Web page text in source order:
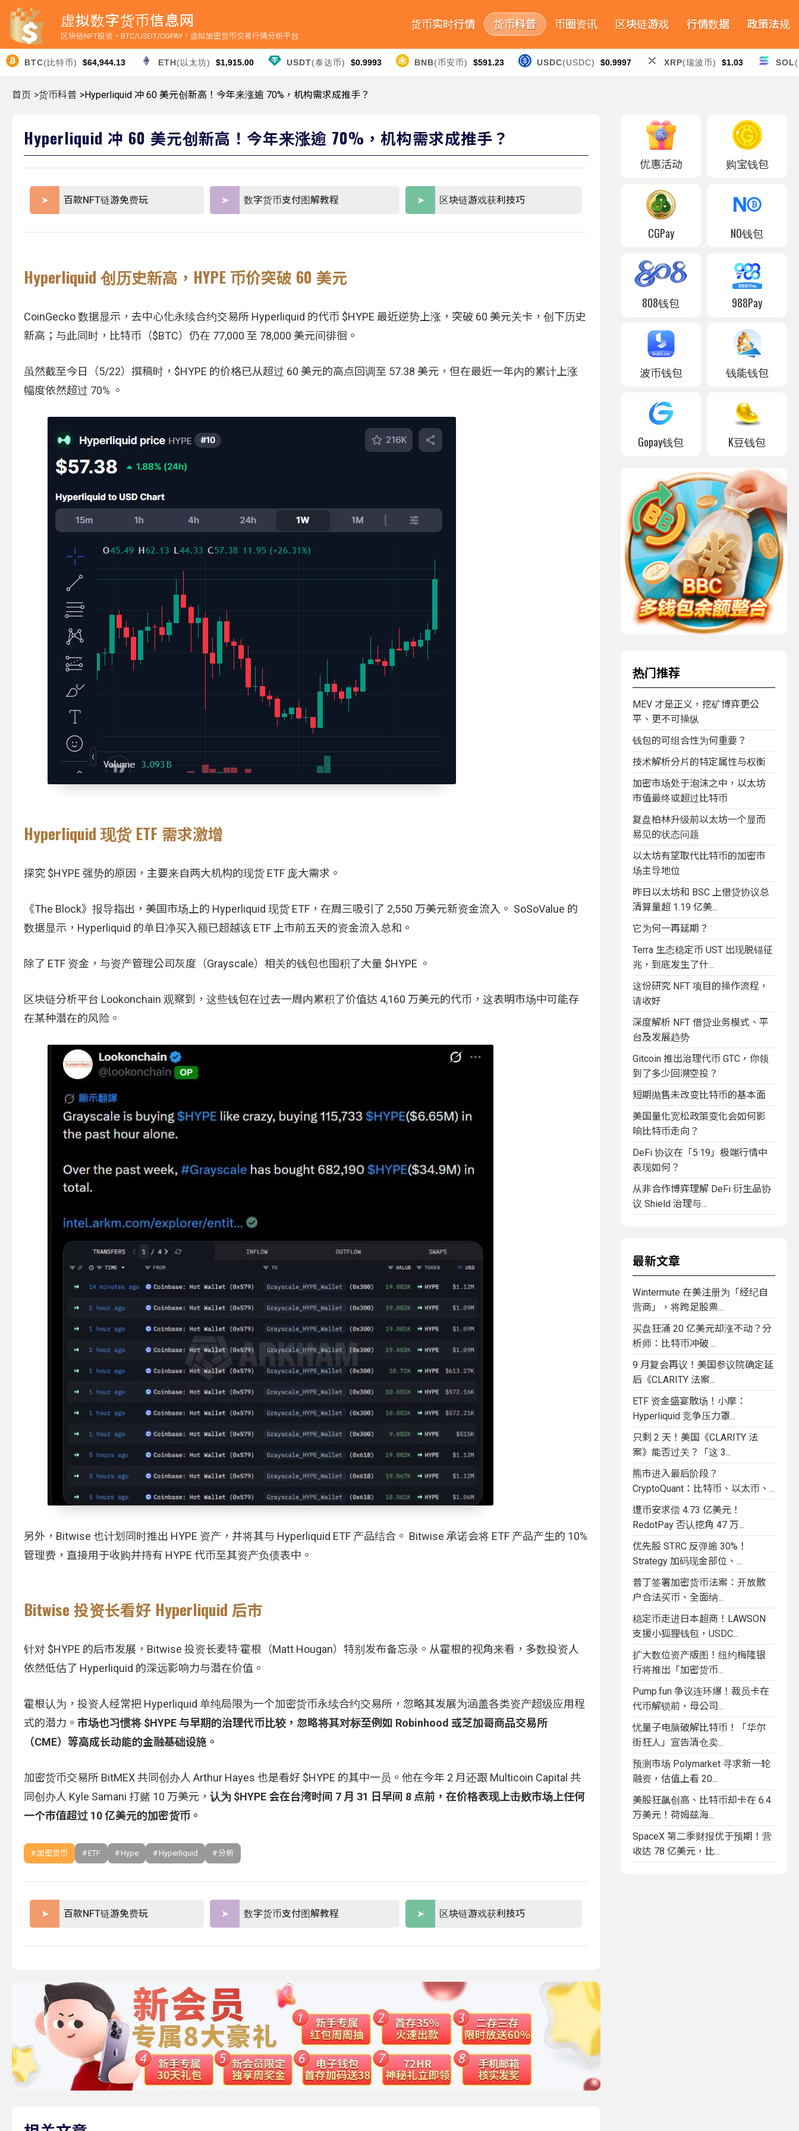
虚拟数字货币信息网
区块链NFT投资，BTC/USDT/CGPAY，虚拟加密货币交易行情分析平台
货币实时行情 货币科普 币圈资讯 区块链游戏 行情数据 政策法规
BTC(比特币) $64,944.13 ETH(以太坊) $1,915.00 USDT(泰达币) $0.9993 BNB(币安币) $591.23 USDC(USDC) $0.9997 XRP(瑞波币) $1.03 SOL
首页 >货币科普 >Hyperliquid 冲 60 美元创新高！今年来涨逾 70%，机构需求成推手？
Hyperliquid 冲 60 美元创新高！今年来涨逾 70%，机构需求成推手？
百款NFT链游免费玩 数字货币支付图解教程 区块链游戏获利技巧
Hyperliquid 创历史新高，HYPE 币价突破 60 美元
CoinGecko 数据显示，去中心化永续合约交易所 Hyperliquid 的代币 $HYPE 最近逆势上涨，突破 60 美元关卡，创下历史
新高；与此同时，比特币（$BTC）仍在 77,000 至 78,000 美元间徘徊。
虽然截至今日（5/22）撰稿时，$HYPE 的价格已从超过 60 美元的高点回调至 57.38 美元，但在最近一年内的累计上涨
幅度依然超过 70% 。
Hyperliquid 现货 ETF 需求激增
探究 $HYPE 强势的原因，主要来自两大机构的现货 ETF 庞大需求。
《The Block》报导指出，美国市场上的 Hyperliquid 现货 ETF，在周三吸引了 2,550 万美元新资金流入。 SoSoValue 的
数据显示，Hyperliquid 的单日净买入额已超越该 ETF 上市前五天的资金流入总和。
除了 ETF 资金，与资产管理公司灰度（Grayscale）相关的钱包也囤积了大量 $HYPE 。
区块链分析平台 Lookonchain 观察到，这些钱包在过去一周内累积了价值达 4,160 万美元的代币，这表明市场中可能存
在某种潜在的风险。
另外，Bitwise 也计划同时推出 HYPE 资产，并将其与 Hyperliquid ETF 产品结合。 Bitwise 承诺会将 ETF 产品产生的 10%
管理费，直接用于收购并持有 HYPE 代币至其资产负债表中。
Bitwise 投资长看好 Hyperliquid 后市
针对 $HYPE 的后市发展，Bitwise 投资长麦特·霍根（Matt Hougan）特别发布备忘录。从霍根的视角来看，多数投资人
依然低估了 Hyperliquid 的深远影响力与潜在价值。
霍根认为，投资人经常把 Hyperliquid 单纯局限为一个加密货币永续合约交易所，忽略其发展为涵盖各类资产超级应用程
式的潜力。市场也习惯将 $HYPE 与早期的治理代币比较，忽略将其对标至例如 Robinhood 或芝加哥商品交易所
（CME）等高成长动能的金融基础设施。
加密货币交易所 BitMEX 共同创办人 Arthur Hayes 也是看好 $HYPE 的其中一员。他在今年 2 月还跟 Multicoin Capital 共
同创办人 Kyle Samani 打赌 10 万美元，认为 $HYPE 会在台湾时间 7 月 31 日早间 8 点前，在价格表现上击败市场上任何
一个市值超过 10 亿美元的加密货币。
加密货币 ETF Hype Hyperliquid 分析
百款NFT链游免费玩 数字货币支付图解教程 区块链游戏获利技巧
优惠活动 购宝钱包
CGPay NO钱包
808钱包 988Pay
波币钱包 钱能钱包
Gopay钱包 K豆钱包
热门推荐
MEV 才是正义，挖矿博弈更公
平、更不可操纵
钱包的可组合性为何重要？
技术解析分片的特定属性与权衡
加密市场处于泡沫之中，以太坊
市值最终或超过比特币
复盘柏林升级前以太坊一个显而
易见的状态问题
以太坊有望取代比特币的加密市
场主导地位
昨日以太坊和 BSC 上借贷协议总
清算量超 1.19 亿美...
它为何一再延期？
Terra 生态稳定币 UST 出现脱锚征
兆，到底发生了什...
这份研究 NFT 项目的操作流程，
请收好
深度解析 NFT 借贷业务模式、平
台及发展趋势
Gitcoin 推出治理代币 GTC，你领
到了多少回溯空投？
短期抛售未改变比特币的基本面
美国量化宽松政策变化会如何影
响比特币走向？
DeFi 协议在「5·19」极端行情中
表现如何？
从非合作博弈理解 DeFi 衍生品协
议 Shield 治理与...
最新文章
Wintermute 在美注册为「经纪自
营商」，将跨足股票...
买盘狂涌 20 亿美元却涨不动？分
析师：比特币冲破 ...
9 月复会再议！美国参议院确定延
后《CLARITY 法案...
ETF 资金盛宴散场！小摩：
Hyperliquid 竞争压力罩...
只剩 2 天！美国《CLARITY 法
案》能否过关？「这 3...
熊市进入最后阶段？
CryptoQuant：比特币、以太币、...
遭币安求偿 4.73 亿美元！
RedotPay 否认挖角 47 万...
优先股 STRC 反弹逾 30%！
Strategy 加码现金部位、...
普丁签署加密货币法案：开放散
户合法买币、全面纳...
稳定币走进日本超商！LAWSON
支援小狐狸钱包，USDC...
扩大数位资产版图！纽约梅隆银
行将推出「加密货币...
Pump.fun 争议连环爆！裁员卡在
代币解锁前，母公司...
忧量子电脑破解比特币！「华尔
街狂人」宣告清仓卖...
预测市场 Polymarket 寻求新一轮
融资，估值上看 20...
美股狂飙创高、比特币却卡在 6.4
万美元！荷姆兹海...
SpaceX 第二季财报优于预期！营
收达 78 亿美元，比...